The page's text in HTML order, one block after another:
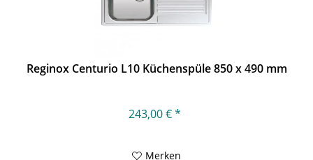
Reginox Centurio L10 Küchenspüle 850 x 490 mm
243,00 € *
Merken